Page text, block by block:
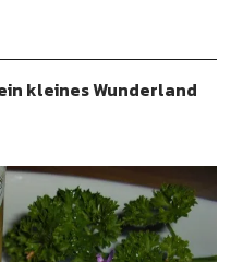
kleines Wunderland